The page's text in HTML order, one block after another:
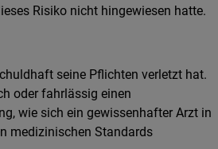
Risiko nicht hingewiesen hatte.
seine Pflichten verletzt hat.
oder fahrlässig einen
wie sich ein gewissenhafter Arzt in
medizinischen Standards